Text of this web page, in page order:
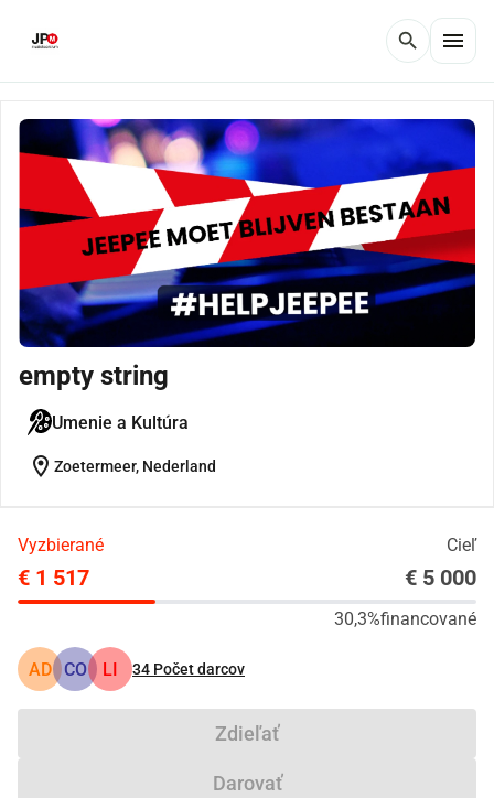
search menu
empty string
Umenie a Kultúra
location_on Zoetermeer, Nederland
Vyzbierané Cieľ
€ 1 517 € 5 000
30,3%financované
AD CO LI 34 Počet darcov
Zdieľať
Darovať